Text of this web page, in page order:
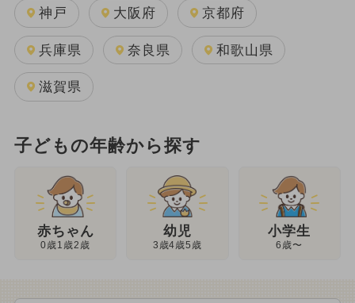
神戸 大阪府 京都府
兵庫県 奈良県 和歌山県
滋賀県
子どもの年齢から探す
赤ちゃん
0歳1歳2歳
幼児
3歳4歳5歳
小学生
6歳〜